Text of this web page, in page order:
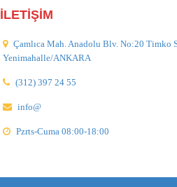
İLETİŞİM
Çamlıca Mah. Anadolu Blv. No:20 Timko
Yenimahalle/ANKARA
(312) 397 24 55
info@
Pzrts-Cuma 08:00-18:00